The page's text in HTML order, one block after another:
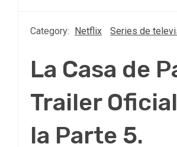
Category: Netflix Series de
La Casa de
Trailer
la Parte 5.